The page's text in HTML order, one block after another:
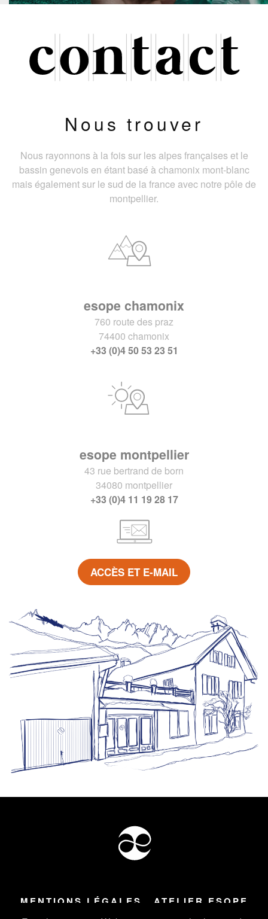
Nous trouver
Nous rayonnons à la fois sur les alpes françaises et le
bassin genevois en étant basé à chamonix mont-blanc
mais également sur le sud de la france avec notre pôle de
montpellier.
esope chamonix
760 route des praz
74400 chamonix
+33 (0)4 50 53 23 51
esope montpellier
43 rue bertrand de born
34080 montpellier
+33 (0)4 11 19 28 17
ACCÈS ET E-MAIL
MENTIONS LÉGALES ATELIER ESOPE